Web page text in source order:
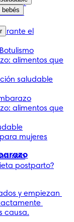
en
el
alimentos que
saludable
alimentos que
mujeres
postparto?
bebés
y empiezan
causa.